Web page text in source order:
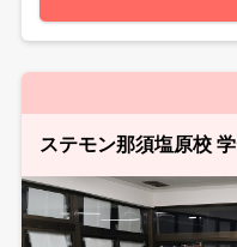
ステモン那須塩原校